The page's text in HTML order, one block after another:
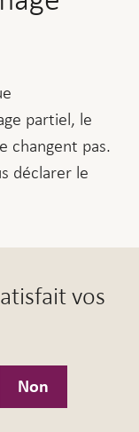
partiel, le
changent pas.
déclarer le
vos
Non